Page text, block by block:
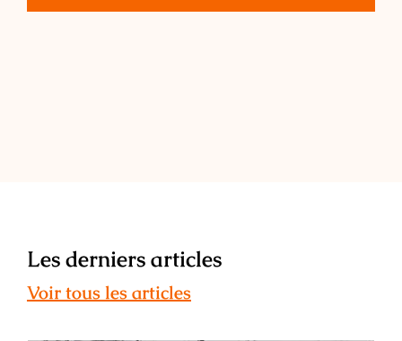
Les derniers articles
Voir tous les articles